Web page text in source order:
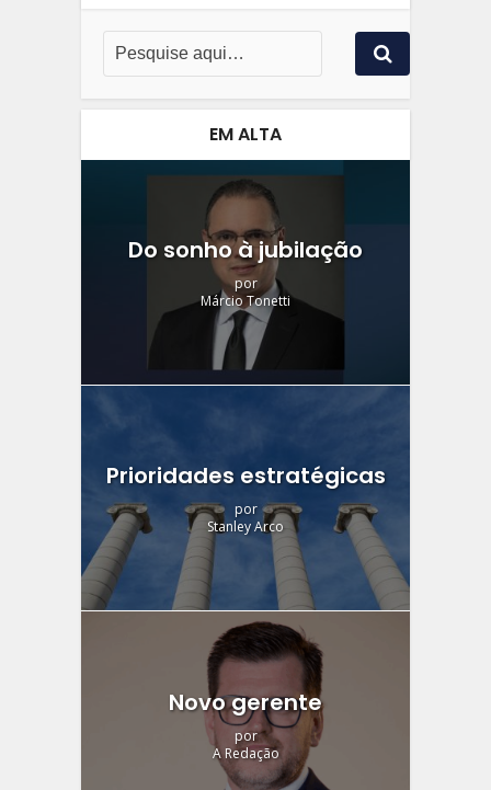
EM ALTA
Do sonho à jubilação
por
Márcio Tonetti
Prioridades estratégicas
por
Stanley Arco
Novo gerente
por
A Redação